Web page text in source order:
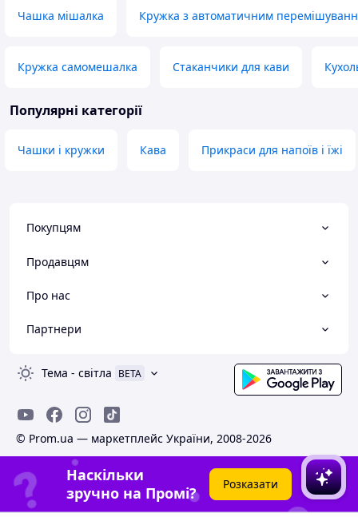
Чашка мішалка Кружка з автоматичним
Кружка самомешалка Стаканчики для кави
Популярні категорії
Чашки і кружки Кава Прикраси для напоїв і їжі
Покупцям
Продавцям
Про нас
Партнери
Тема - світла BETA
© Prom.ua — маркетплейс України, 2008-2026
Наскільки
зручно на Промі?
Розказати